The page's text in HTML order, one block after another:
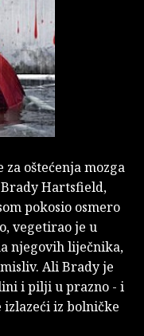
oštećenja mozga
Hartsfield,
pokosio osmero
vegetirao je u
njegovih liječnika,
Ali Brady je
i pilji u prazno - i
iz bolničke